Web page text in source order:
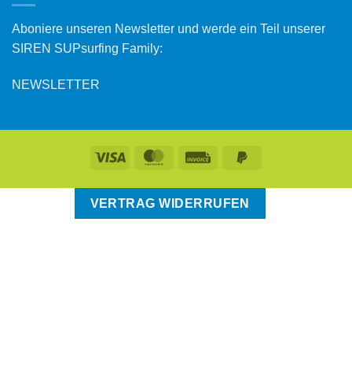
Aboniere unseren Newsletter und werde ein Teil unserer
SIREN SUPsurfing Family:
NEWSLETTER
VERTRAG WIDERRUFEN